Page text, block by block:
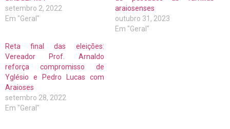
setembro 2, 2022
Em "Geral"
araiosenses
outubro 31, 2023
Em "Geral"
Reta final das eleições:
Vereador Prof. Arnaldo
reforça compromisso de
Yglésio e Pedro Lucas com
Araioses
setembro 28, 2022
Em "Geral"